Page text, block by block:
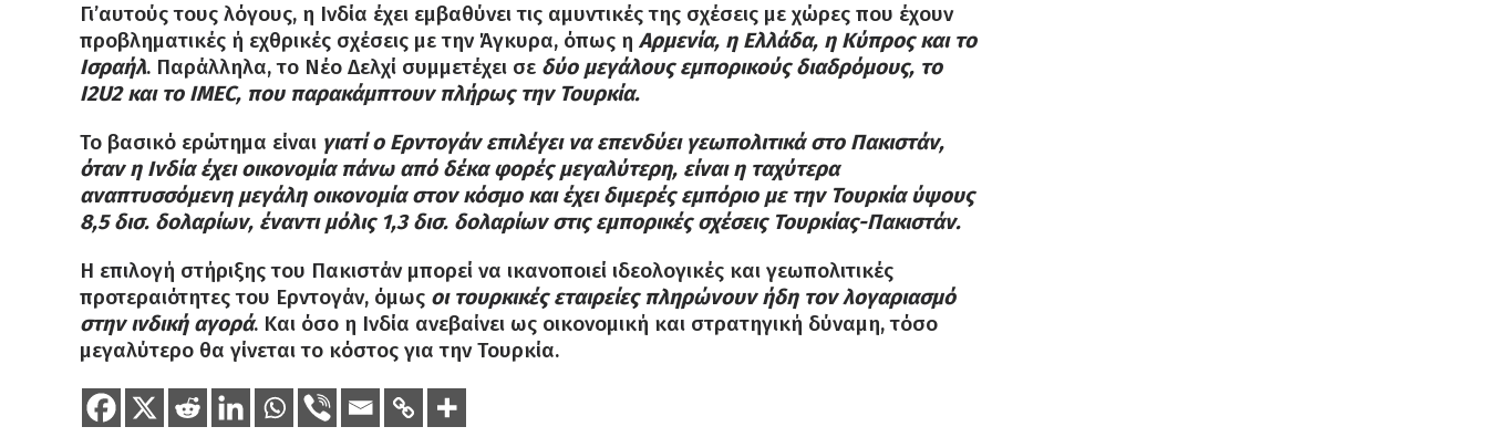
Γι’αυτούς τους λόγους, η Ινδία έχει εμβαθύνει τις αμυντικές της σχέσεις με χώρες που έχουν
προβληματικές ή εχθρικές σχέσεις με την Άγκυρα, όπως η Αρμενία, η Ελλάδα, η Κύπρος και το
Ισραήλ. Παράλληλα, το Νέο Δελχί συμμετέχει σε δύο μεγάλους εμπορικούς διαδρόμους, το
I2U2 και το IMEC, που παρακάμπτουν πλήρως την Τουρκία.
Το βασικό ερώτημα είναι γιατί ο Ερντογάν επιλέγει να επενδύει γεωπολιτικά στο Πακιστάν,
όταν η Ινδία έχει οικονομία πάνω από δέκα φορές μεγαλύτερη, είναι η ταχύτερα
αναπτυσσόμενη μεγάλη οικονομία στον κόσμο και έχει διμερές εμπόριο με την Τουρκία ύψους
8,5 δισ. δολαρίων, έναντι μόλις 1,3 δισ. δολαρίων στις εμπορικές σχέσεις Τουρκίας-Πακιστάν.
H επιλογή στήριξης του Πακιστάν μπορεί να ικανοποιεί ιδεολογικές και γεωπολιτικές
προτεραιότητες του Ερντογάν, όμως οι τουρκικές εταιρείες πληρώνουν ήδη τον λογαριασμό
στην ινδική αγορά. Και όσο η Ινδία ανεβαίνει ως οικονομική και στρατηγική δύναμη, τόσο
μεγαλύτερο θα γίνεται το κόστος για την Τουρκία.